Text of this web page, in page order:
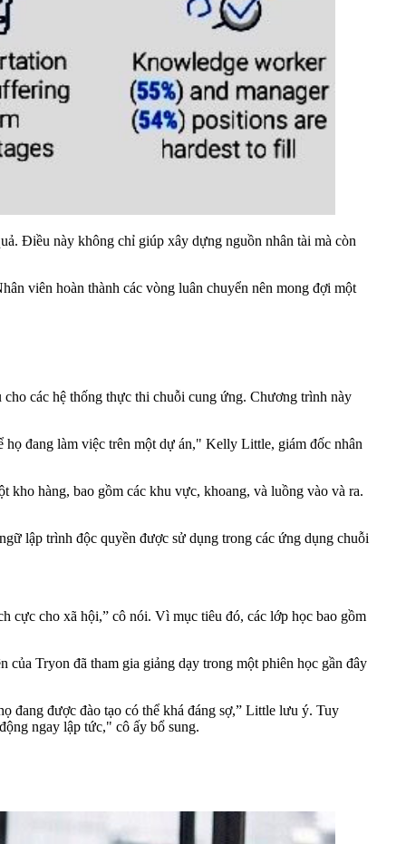
Điều này không chỉ giúp xây dựng nguồn nhân tài mà còn
viên hoàn thành các vòng luân chuyển nên mong đợi một
các hệ thống thực thi chuỗi cung ứng. Chương trình này
đang làm việc trên một dự án," Kelly Little, giám đốc nhân
kho hàng, bao gồm các khu vực, khoang, và luồng vào và ra.
lập trình độc quyền được sử dụng trong các ứng dụng chuỗi
cực cho xã hội,” cô nói. Vì mục tiêu đó, các lớp học bao gồm
Tryon đã tham gia giảng dạy trong một phiên học gần đây
đang được đào tạo có thể khá đáng sợ,” Little lưu ý. Tuy
ngay lập tức," cô ấy bổ sung.